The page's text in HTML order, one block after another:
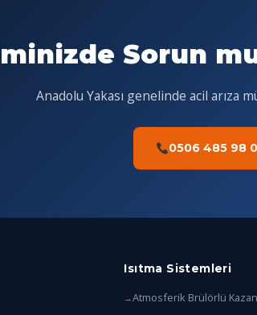
Sorun
Anadolu Yakası genelinde acil arıza
0506 485 98
Isıtma Sistemleri
Atmosferik Brülörlü